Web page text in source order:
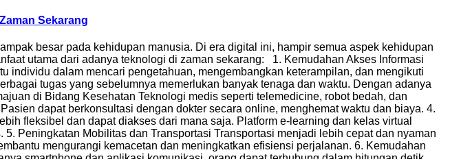
Sekarang
besar pada kehidupan manusia. Di era digital ini, hampir semua aspek kehidupan
utama dari adanya teknologi di zaman sekarang: 1. Kemudahan Akses Informasi
individu dalam mencari pengetahuan, mengembangkan keterampilan, dan mengikuti
tugas yang sebelumnya memerlukan banyak tenaga dan waktu. Dengan adanya
di Bidang Kesehatan Teknologi medis seperti telemedicine, robot bedah, dan
dapat berkonsultasi dengan dokter secara online, menghemat waktu dan biaya. 4.
fleksibel dan dapat diakses dari mana saja. Platform e-learning dan kelas virtual
Peningkatan Mobilitas dan Transportasi Transportasi menjadi lebih cepat dan nyaman
mengurangi kemacetan dan meningkatkan efisiensi perjalanan. 6. Kemudahan